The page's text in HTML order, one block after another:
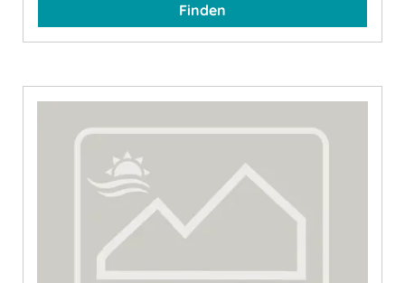
Finden